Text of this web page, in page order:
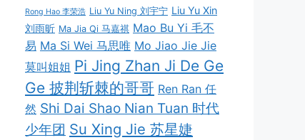
Rong Hao 李荣浩 Liu Yu Ning 刘宇宁 Liu Yu Xin
刘雨昕 Ma Jia Qi 马嘉祺 Mao Bu Yi 毛不
易 Ma Si Wei 马思唯 Mo Jiao Jie Jie
莫叫姐姐 Pi Jing Zhan Ji De Ge
Ge 披荆斩棘的哥哥 Ren Ran 任
然 Shi Dai Shao Nian Tuan 时代
少年团 Su Xing Jie 苏星婕